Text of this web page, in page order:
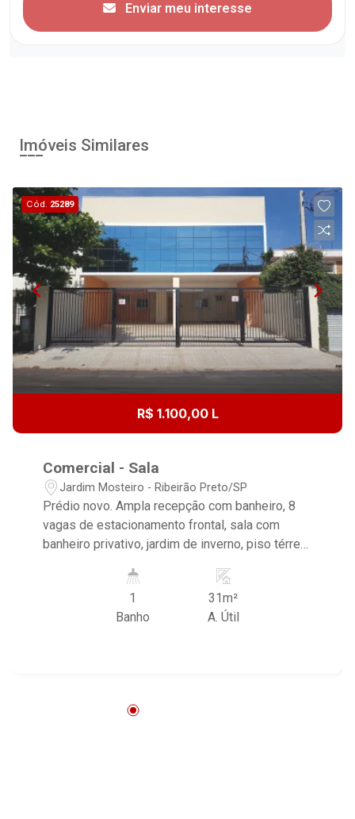
Enviar meu interesse
Imóveis Similares
Cód. 25289
R$ 1.100,00 L
Comercial - Sala
Jardim Mosteiro - Ribeirão Preto/SP
Prédio novo. Ampla recepção com banheiro, 8
vagas de estacionamento frontal, sala com
banheiro privativo, jardim de inverno, piso térreo
a 100 metros da Av. Meira Júnior e do
Savegnago da Av. Capitão Salomão.
1
Banho
31m²
A. Útil